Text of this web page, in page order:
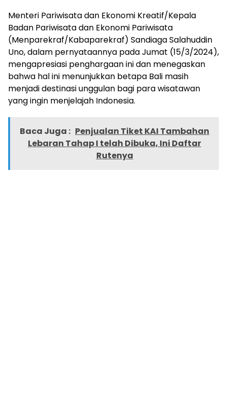
Menteri Pariwisata dan Ekonomi Kreatif/Kepala
Badan Pariwisata dan Ekonomi Pariwisata
(Menparekraf/Kabaparekraf) Sandiaga Salahuddin
Uno, dalam pernyataannya pada Jumat (15/3/2024),
mengapresiasi penghargaan ini dan menegaskan
bahwa hal ini menunjukkan betapa Bali masih
menjadi destinasi unggulan bagi para wisatawan
yang ingin menjelajah Indonesia.
Baca Juga : Penjualan Tiket KAI Tambahan
Lebaran Tahap I telah Dibuka, Ini Daftar
Rutenya